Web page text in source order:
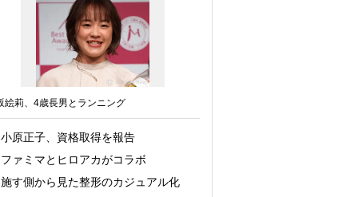
絵莉、4歳長男とランニング
小原正子、資格取得を報告
ファミマとヒロアカがコラボ
施す側から見た整形のカジュアル化